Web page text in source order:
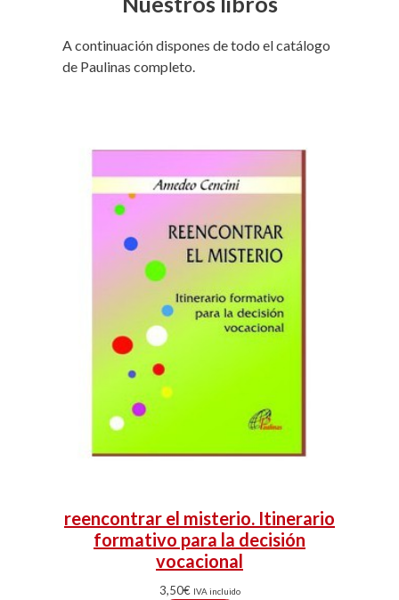
A continuación dispones de todo el catálogo
de Paulinas completo.
reencontrar el misterio. Itinerario
formativo para la decisión
vocacional
3,50€ IVA incluido